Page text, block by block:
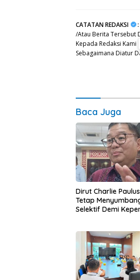
CATATAN REDAKSI :
/Atau Berita Tersebut
Kepada Redaksi Kami
Sebagaimana Diatur
Baca Juga
Dirut Charlie
Tetap
Selektif Demi